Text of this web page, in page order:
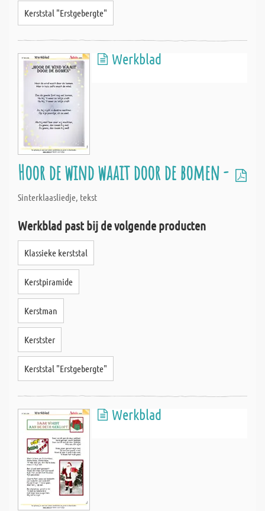
Kerststal "Erstgebergte"
Werkblad
Hoor de wind waait door de bomen -
Sinterklaasliedje, tekst
Werkblad past bij de volgende producten
Klassieke kerststal
Kerstpiramide
Kerstman
Kerstster
Kerststal "Erstgebergte"
Werkblad